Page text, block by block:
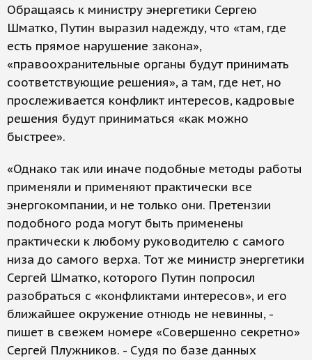
Обращаясь к министру энергетики Сергею
Шматко, Путин выразил надежду, что «там, где
есть прямое нарушение закона»,
«правоохранительные органы будут принимать
соответствующие решения», а там, где нет, но
прослеживается конфликт интересов, кадровые
решения будут приниматься «как можно
быстрее».
«Однако так или иначе подобные методы работы
применяли и применяют практически все
энергокомпании, и не только они. Претензии
подобного рода могут быть применены
практически к любому руководителю с самого
низа до самого верха. Тот же министр энергетики
Сергей Шматко, которого Путин попросил
разобраться с «конфликтами интересов», и его
ближайшее окружение отнюдь не невинны, -
пишет в свежем номере «Совершенно секретно»
Сергей Плужников. - Судя по базе данных